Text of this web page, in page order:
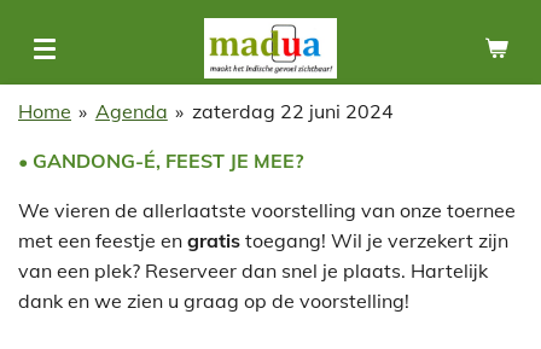
direct
naar
de
Home » Agenda » zaterdag 22 juni 2024
• GANDONG-É, FEEST JE MEE?
We vieren de allerlaatste voorstelling van onze toernee
met een feestje en gratis toegang! Wil je verzekert zijn
van een plek? Reserveer dan snel je plaats. Hartelijk
dank en we zien u graag op de voorstelling!